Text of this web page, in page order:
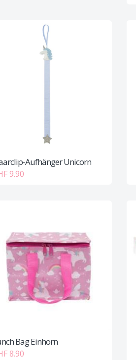
Aufhänger Unicorn
9.90
Bag Einhorn
8.90